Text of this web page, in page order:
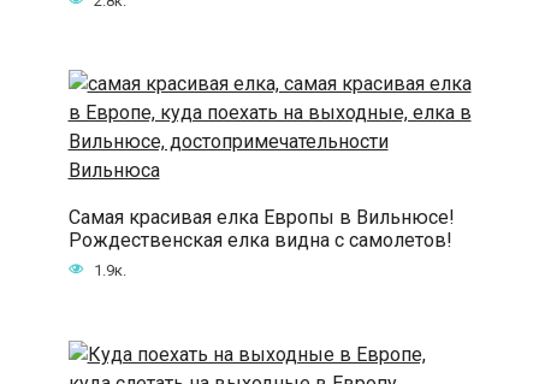
Самая красивая елка Европы в Вильнюсе!
Рождественская елка видна с самолетов!
1.9к.